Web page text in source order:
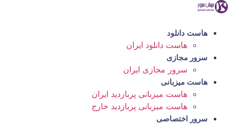
پرش
محتوا
هاست دانلود
هاست دانلود ایران
سرور مجازی
سرور مجازی ایران
هاست میزبانی
هاست میزبانی پربازدید ایران
هاست میزبانی پربازدید خارج
سرور اختصاصی